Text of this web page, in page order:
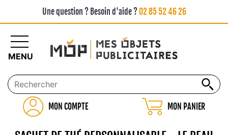
Une question ? Besoin d'aide ?02 85 52 46 26
MON COMPTE MON PANIER
MENU